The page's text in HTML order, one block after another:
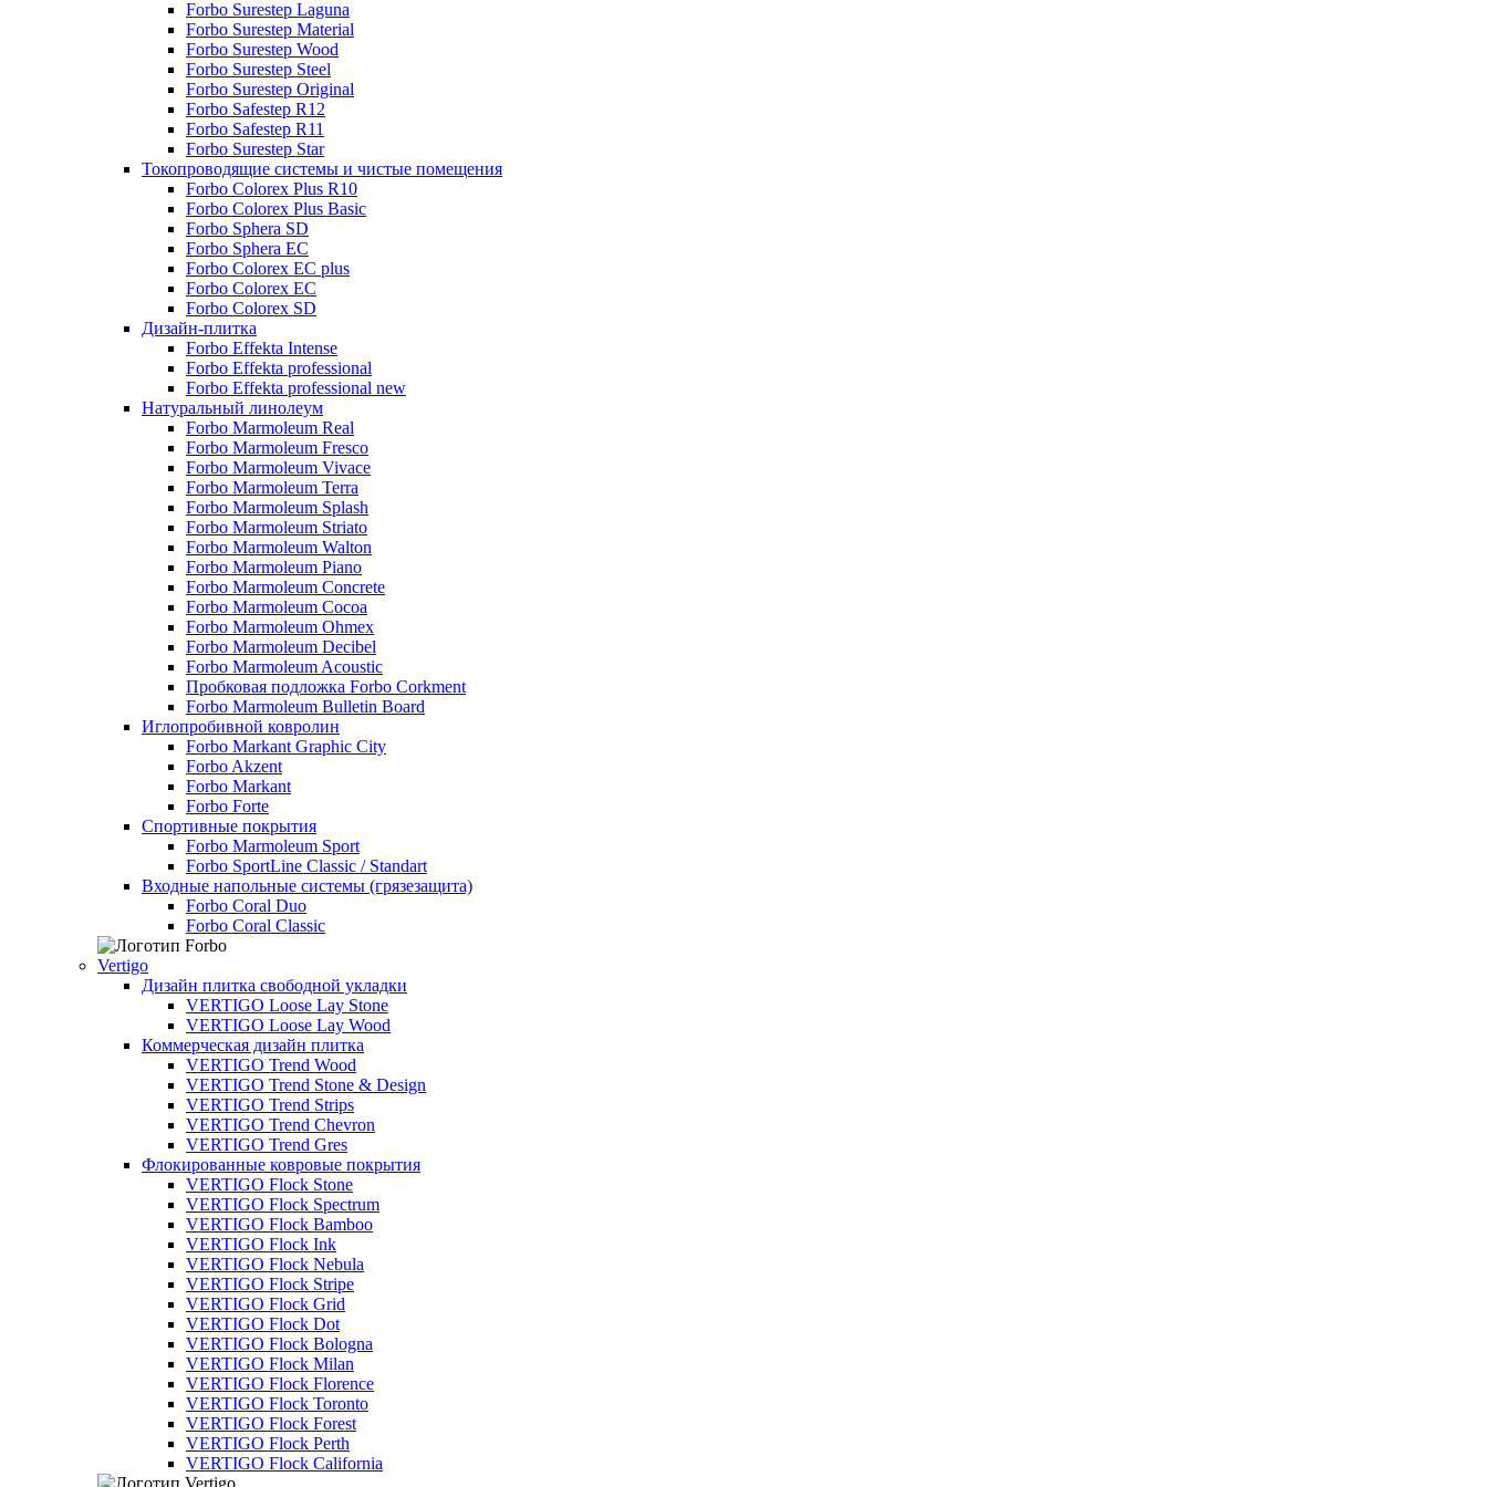
Forbo Surestep Laguna
Forbo Surestep Material
Forbo Surestep Wood
Forbo Surestep Steel
Forbo Surestep Original
Forbo Safestep R12
Forbo Safestep R11
Forbo Surestep Star
Токопроводящие системы и чистые помещения
Forbo Colorex Plus R10
Forbo Colorex Plus Basic
Forbo Sphera SD
Forbo Sphera EC
Forbo Colorex EC plus
Forbo Colorex EC
Forbo Colorex SD
Дизайн-плитка
Forbo Effekta Intense
Forbo Effekta professional
Forbo Effekta professional new
Натуральный линолеум
Forbo Marmoleum Real
Forbo Marmoleum Fresco
Forbo Marmoleum Vivace
Forbo Marmoleum Terra
Forbo Marmoleum Splash
Forbo Marmoleum Striato
Forbo Marmoleum Walton
Forbo Marmoleum Piano
Forbo Marmoleum Concrete
Forbo Marmoleum Cocoa
Forbo Marmoleum Ohmex
Forbo Marmoleum Decibel
Forbo Marmoleum Acoustic
Пробковая подложка Forbo Corkment
Forbo Marmoleum Bulletin Board
Иглопробивной ковролин
Forbo Markant Graphic City
Forbo Akzent
Forbo Markant
Forbo Forte
Спортивные покрытия
Forbo Marmoleum Sport
Forbo SportLine Classic / Standart
Входные напольные системы (грязезащита)
Forbo Coral Duo
Forbo Coral Classic
Vertigo
Дизайн плитка свободной укладки
VERTIGO Loose Lay Stone
VERTIGO Loose Lay Wood
Коммерческая дизайн плитка
VERTIGO Trend Wood
VERTIGO Trend Stone & Design
VERTIGO Trend Strips
VERTIGO Trend Chevron
VERTIGO Trend Gres
Флокированные ковровые покрытия
VERTIGO Flock Stone
VERTIGO Flock Spectrum
VERTIGO Flock Bamboo
VERTIGO Flock Ink
VERTIGO Flock Nebula
VERTIGO Flock Stripe
VERTIGO Flock Grid
VERTIGO Flock Dot
VERTIGO Flock Bologna
VERTIGO Flock Milan
VERTIGO Flock Florence
VERTIGO Flock Toronto
VERTIGO Flock Forest
VERTIGO Flock Perth
VERTIGO Flock California